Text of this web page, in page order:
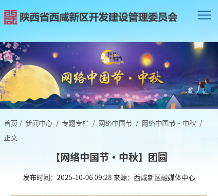
首页 / 新闻中心 / 专题专栏 / 网络中国节 / 网络中国节·中秋 /
正文
【网络中国节·中秋】团圆
发布时间：2025-10-06 09:28 来源：西咸新区融媒体中心